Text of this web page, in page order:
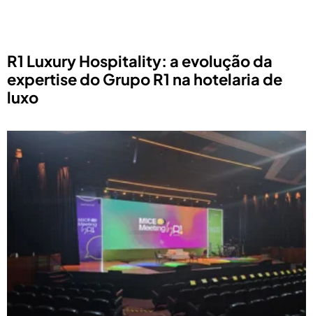
R1 Luxury Hospitality: a evolução da
expertise do Grupo R1 na hotelaria de
luxo